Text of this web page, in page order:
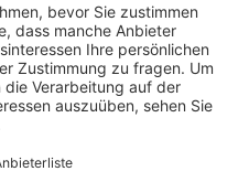
im
Revier weiter auf
baut auf dem
in Niederzier